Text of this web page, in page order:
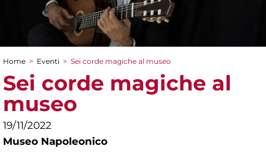
Tu sei qui
Home > Eventi > Sei corde magiche al museo
Sei corde magiche al
museo
19/11/2022
Museo Napoleonico